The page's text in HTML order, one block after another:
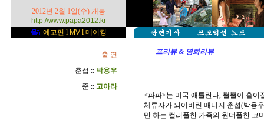
2012년 2월 1일(수) 개봉
http://www.papa2012.kr
예고편 l MV l 메이킹
출 연
춘섭 :: 박용우
준 :: 고아라
= 프리뷰 & 영화리뷰 =
<파파>는 미국 애틀란타, 뿔뿔이 흩어
체류자가 되어버린 매니저 춘섭(박용
만 하는 컬러풀한 가족의 원더풀한 코